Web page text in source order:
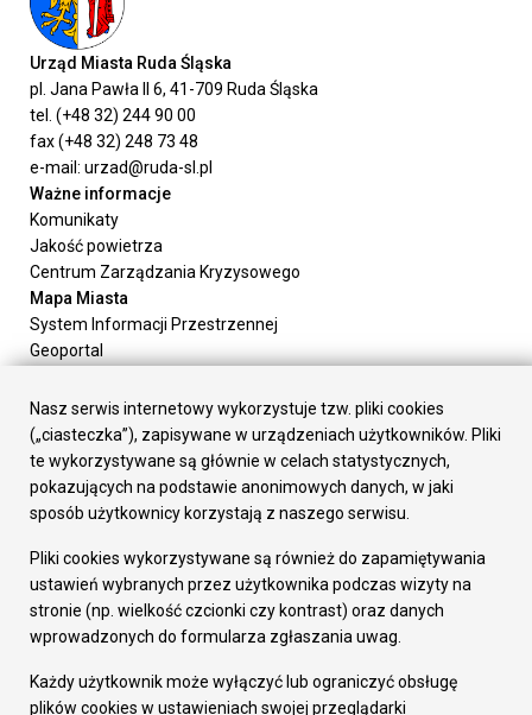
Urząd Miasta Ruda Śląska
pl. Jana Pawła II 6, 41-709 Ruda Śląska
tel. (+48 32) 244 90 00
fax (+48 32) 248 73 48
e-mail: urzad@ruda-sl.pl
Ważne informacje
Komunikaty
Jakość powietrza
Centrum Zarządzania Kryzysowego
Mapa Miasta
System Informacji Przestrzennej
Geoportal
Załatw sprawę
Prezydent Miasta
Rada Miasta
Wydziały
Elektroniczna Skrzynka Podawcza
Gospodarka
Fundusze europejskie
Środki krajowe
Oferty inwestycyjne
Pozostałe
Nasz serwis internetowy wykorzystuje tzw. pliki cookies
(„ciasteczka”), zapisywane w urządzeniach użytkowników. Pliki
te wykorzystywane są głównie w celach statystycznych,
pokazujących na podstawie anonimowych danych, w jaki
sposób użytkownicy korzystają z naszego serwisu.
Pliki cookies wykorzystywane są również do zapamiętywania
ustawień wybranych przez użytkownika podczas wizyty na
stronie (np. wielkość czcionki czy kontrast) oraz danych
wprowadzonych do formularza zgłaszania uwag.
Każdy użytkownik może wyłączyć lub ograniczyć obsługę
plików cookies w ustawieniach swojej przeglądarki